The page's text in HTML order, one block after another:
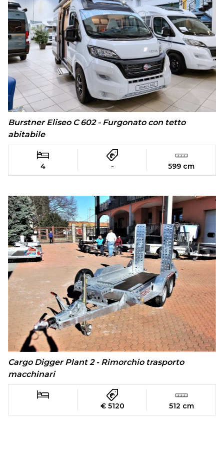
Burstner Eliseo C 602 - Furgonato con tetto
abitabile
4 - 599 cm
Cargo Digger Plant 2 - Rimorchio trasporto
macchinari
€ 5120 512 cm